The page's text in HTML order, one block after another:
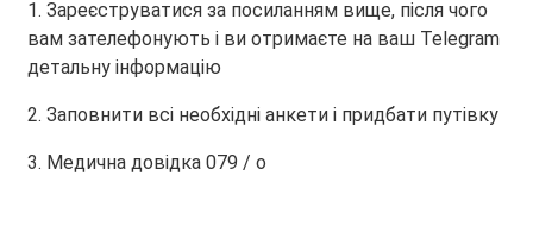
1. Зареєструватися за посиланням вище, після чого
вам зателефонують і ви отримаєте на ваш Telegram
детальну інформацію
2. Заповнити всі необхідні анкети і придбати путівку
3. Медична довідка 079 / о